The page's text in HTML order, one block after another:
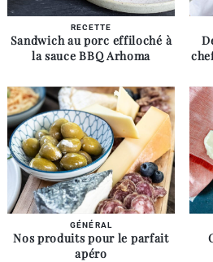
RECETTE
Sandwich au porc effiloché à
la sauce BBQ Arhoma
GÉNÉRAL
Nos produits pour le parfait
apéro